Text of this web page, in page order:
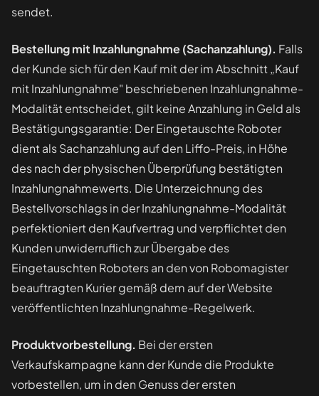
sendet.
Bestellung mit Inzahlungnahme (Sachanzahlung). Falls
der Kunde sich für den Kauf mit der im Abschnitt „Kauf
mit Inzahlungnahme" beschriebenen Inzahlungnahme-
Modalität entscheidet, gilt keine Anzahlung in Geld als
Bestätigungsgarantie: Der Eingetauschte Roboter
dient als Sachanzahlung auf den Liffo-Preis, in Höhe
des nach der physischen Überprüfung bestätigten
Inzahlungnahmewerts. Die Unterzeichnung des
Bestellvorschlags in der Inzahlungnahme-Modalität
perfektioniert den Kaufvertrag und verpflichtet den
Kunden unwiderruflich zur Übergabe des
Eingetauschten Roboters an den von Robomagister
beauftragten Kurier gemäß dem auf der Website
veröffentlichten Inzahlungnahme-Regelwerk.
Produktvorbestellung. Bei der ersten
Verkaufskampagne kann der Kunde die Produkte
vorbestellen, um in den Genuss der ersten